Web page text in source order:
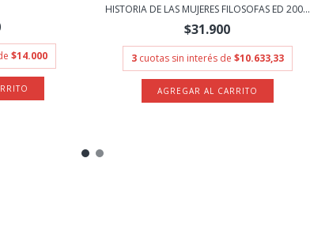
$14.000
HISTORIA DE LAS MUJERES FILOSOFAS ED 200...
$31.900
3 cuotas sin interés de $10.633,33